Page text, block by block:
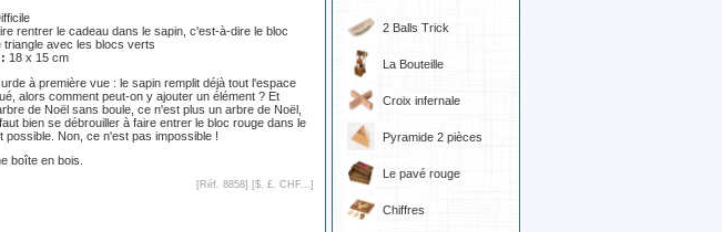
rentrer le cadeau dans le sapin, c'est-à-dire le bloc
triangle avec les blocs verts
18 x 15 cm
à première vue : le sapin remplit déjà tout l'espace
alors comment peut-on y ajouter un élément ? Et
de Noël sans boule, ce n'est plus un arbre de Noël,
bien se débrouiller à faire entrer le bloc rouge dans le
possible. Non, ce n'est pas impossible !
boîte en bois.
[Réf. 8858] [$, £, CHF... ]
2 Balls Trick
La Bouteille
Croix infernale
Pyramide 2 pièces
Le pavé rouge
Chiffres